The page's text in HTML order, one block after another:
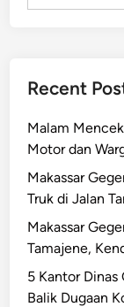
Recent
Malam
Motor dan
Makassar
Truk di Jalan
Makassar
Tamajene,
5 Kantor Dinas
Balik Dugaan